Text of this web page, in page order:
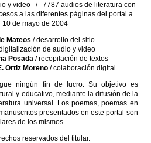
y video / 7787 audios de literatura con
a las diferentes páginas del portal a
10 de mayo de 2004
Mateos / desarrollo del sitio
de audio y video
Posada/ recopilación de textos
Ortiz Moreno/ colaboración digital
ningún fin de lucro. Su objetivo es
y educativo, mediante la difusión de la
universal. Los poemas, poemas en
presentados en este portal son
de los mismos.
reservados del titular.